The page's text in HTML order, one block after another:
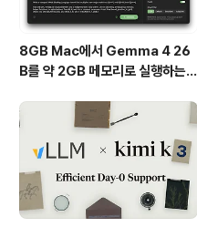
8GB Mac에서 Gemma 4 26
B를 약 2GB 메모리로 실행하는 T